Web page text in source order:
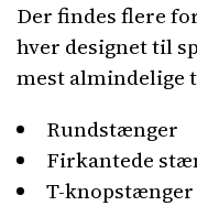
Der findes flere
hver designet til
mest almindelige
Rundstænger
Firkantede
T-knopstænger